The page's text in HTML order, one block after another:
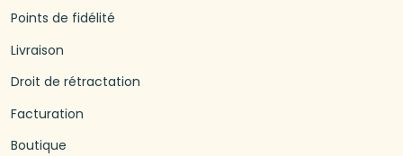
Points de fidélité
Livraison
Droit de rétractation
Facturation
Boutique